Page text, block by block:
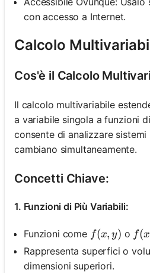
con accesso a Internet.
Calcolo
Cos'è il Calcolo
Il calcolo multivariabile
a variabile singola a funzioni
consente di analizzare
cambiano simultaneamente.
Concetti Chiave:
1. Funzioni di Più Variabili:
Funzioni come f(x, y)
f(x, y) o f(x
Rappresenta superfici o
dimensioni superiori.